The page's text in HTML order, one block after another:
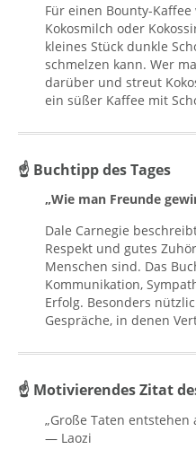
Für einen Bounty-
Kokosmilch oder
kleines Stück dunkle
schmelzen kann. Wer
darüber und streut
ein süßer Kaffee mit
☝ Buchtipp des Tages
„Wie man Freunde
Dale Carnegie
Respekt und gutes
Menschen sind. Das
Kommunikation,
Erfolg. Besonders
Gespräche, in denen
☝ Motivierendes Zitat
„Große Taten entstehen
— Laozi